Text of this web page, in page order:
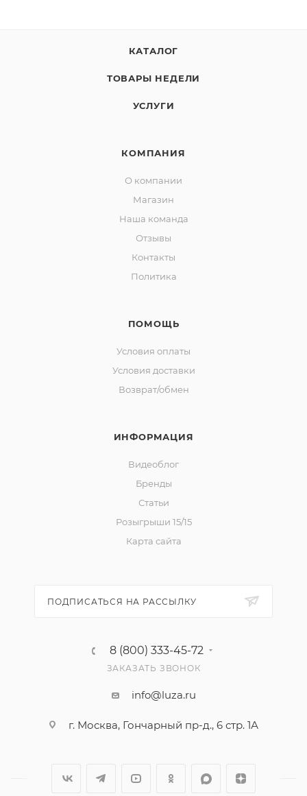
КАТАЛОГ
ТОВАРЫ НЕДЕЛИ
УСЛУГИ
КОМПАНИЯ
О компании
Магазин
Наша команда
Отзывы
Контакты
Политика
ПОМОЩЬ
Условия оплаты
Условия доставки
Возврат/обмен
ИНФОРМАЦИЯ
Видеоблог
Бренды
Статьи
Розыгрыши 15/15
Карта сайта
ПОДПИСАТЬСЯ НА РАССЫЛКУ
8 (800) 333-45-72
ЗАКАЗАТЬ ЗВОНОК
info@luza.ru
г. Москва, Гончарный пр-д., 6 стр. 1А